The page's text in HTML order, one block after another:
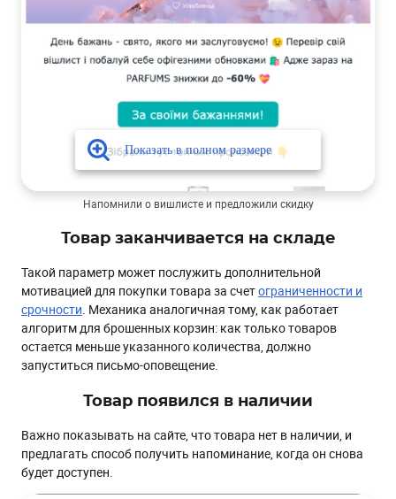
Напомнили о вишлисте и предложили скидку
Товар заканчивается на складе
Такой параметр может послужить дополнительной
мотивацией для покупки товара за счетограниченности и
срочности. Механика аналогичная тому, как работает
алгоритм для брошенных корзин: как только товаров
остается меньше указанного количества, должно
запуститься письмо-оповещение.
Товар появился в наличии
Важно показывать на сайте, что товара нет в наличии, и
предлагать способ получить напоминание, когда он снова
будет доступен.